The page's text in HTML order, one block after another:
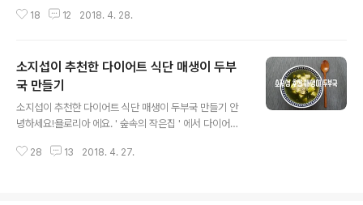
르는데 브런치 메뉴 색다르게 초간단 야채부침개 안되나
또는 튀김가루에 계란과 물을 넣고 반죽한후 야채 넣어서
다시 섞어주세요. 3.양념장 만들기 간장, 식초, 청양고추,
깨를 넣어 양념장을 만들어 주세요. 4. 부침개 반죽 한수저
씩 후라이팬에 부치기 5.앞뒤로 노릇노릇 구워 접시에 담
간단하게 사과랑 토마토 삶은 계란 먹는다더니 부침개를
18 12 2018. 4. 28.
소지섭이 추천한 다이어트 식단 매생이 두부
국 만들기
소지섭이 추천한 다이어트 식단 매생이 두부국 만들기 안
녕하세요!욜로리아 에요. ' 숲속의 작은집 ' 에서 다이어트
었어요.다이어트 할 때 좋다며 소지섭이 추천해준매생이
28 13 2018. 4. 27.